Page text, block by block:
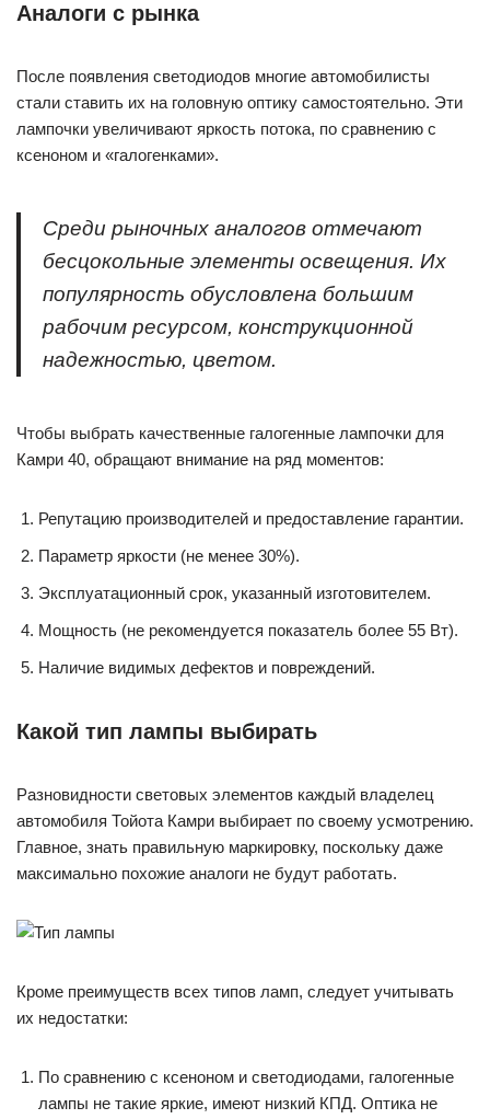
Аналоги с рынка
После появления светодиодов многие автомобилисты
стали ставить их на головную оптику самостоятельно. Эти
лампочки увеличивают яркость потока, по сравнению с
ксеноном и «галогенками».
Среди рыночных аналогов отмечают
бесцокольные элементы освещения. Их
популярность обусловлена большим
рабочим ресурсом, конструкционной
надежностью, цветом.
Чтобы выбрать качественные галогенные лампочки для
Камри 40, обращают внимание на ряд моментов:
Репутацию производителей и предоставление гарантии.
Параметр яркости (не менее 30%).
Эксплуатационный срок, указанный изготовителем.
Мощность (не рекомендуется показатель более 55 Вт).
Наличие видимых дефектов и повреждений.
Какой тип лампы выбирать
Разновидности световых элементов каждый владелец
автомобиля Тойота Камри выбирает по своему усмотрению.
Главное, знать правильную маркировку, поскольку даже
максимально похожие аналоги не будут работать.
Кроме преимуществ всех типов ламп, следует учитывать
их недостатки:
По сравнению с ксеноном и светодиодами, галогенные
лампы не такие яркие, имеют низкий КПД. Оптика не